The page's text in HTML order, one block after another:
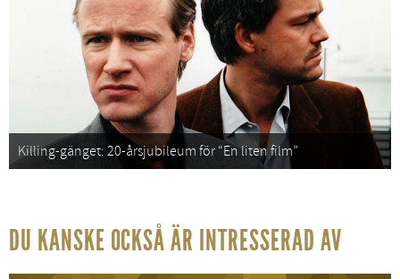
Killing-gänget: 20-årsjubileum för “En liten film”
DU KANSKE OCKSÅ ÄR INTRESSERAD AV